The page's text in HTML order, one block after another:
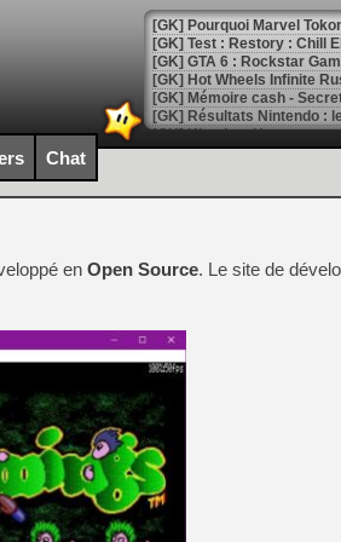
[GK] Pourquoi Marvel
[GK] Test : Restory : Chill
[GK] GTA 6 : Rockstar
[GK] Hot Wheels Infinite
[GK] Mémoire cash -
[GK] Résultats Nintendo :
[GK] Déjà des
[GK] Ubisoft : fin de partie
[GK] Mémoire cash -
[GK] Crimson Moon : un
[GK] Isle of Reveries : le
[GK] Moonlighter 2 : The
[Mo5] Deux inédits du
[GK] Le beat'em up The
[GK] Endless Legend 2 :
Chat
en Open Source. Le site de